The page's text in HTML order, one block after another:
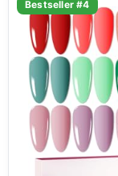
Bestseller #4